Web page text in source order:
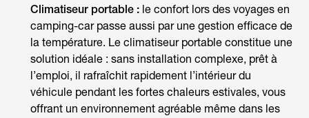
Climatiseur portable : le confort lors des voyages en
camping-car passe aussi par une gestion efficace de
la température. Le climatiseur portable constitue une
solution idéale : sans installation complexe, prêt à
l’emploi, il rafraîchit rapidement l’intérieur du
véhicule pendant les fortes chaleurs estivales, vous
offrant un environnement agréable même dans les